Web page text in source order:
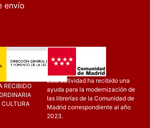
envío
RECIBIDO
CULTURA
Esta actividad ha recibido una
ayuda para la modernización de
las librerías de la Comunidad de
Madrid correspondiente al año
2023.